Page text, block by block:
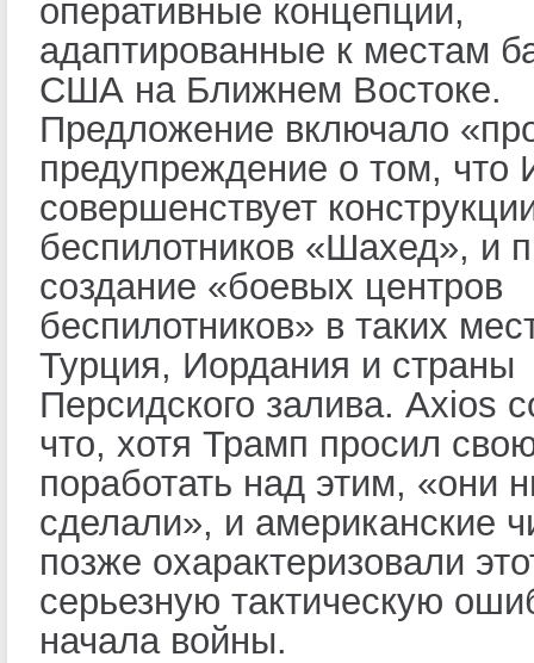
оперативные концепции,
адаптированные к местам
США на Ближнем Востоке.
Предложение включало
предупреждение о том, что
совершенствует
беспилотников «Шахед», и
создание «боевых центров
беспилотников» в таких
Турция, Иордания и страны
Персидского залива. Axios
что, хотя Трамп просил
поработать над этим, «они
сделали», и американские
позже охарактеризовали
серьезную тактическую
начала войны.